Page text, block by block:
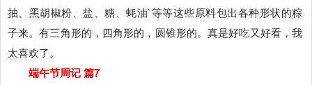
抽、黑胡椒粉、盐、糖、蚝油`等等这些原料包出各种形状的粽
子来。有三角形的，四角形的，圆锥形的。真是好吃又好看，我
太喜欢了。
端午节周记 篇7